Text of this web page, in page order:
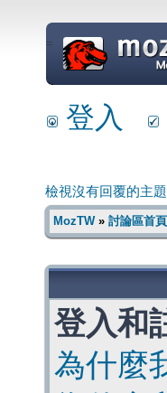
=
登入
檢視沒有回覆的主題
MozTW» 討論區首頁
登入和
為什麼